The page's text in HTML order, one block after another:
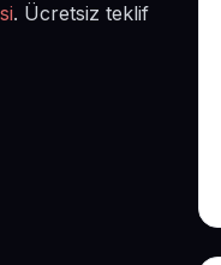
. Ücretsiz teklif